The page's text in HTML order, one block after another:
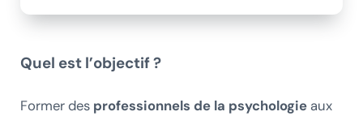
Quel est l’objectif ?
Former des professionnels de la psychologieaux